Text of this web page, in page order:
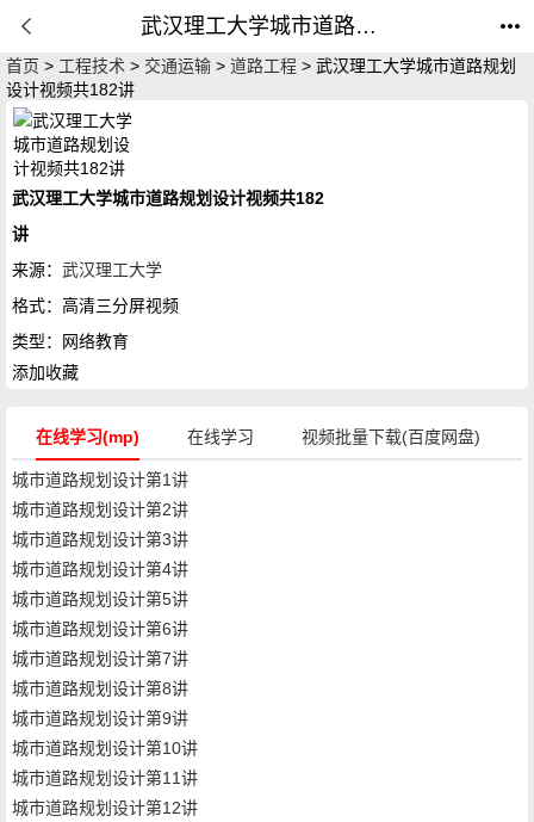
武汉理工大学城市道路规划设计视频共182讲_由王红主讲网络教育_公开课网
首页 > 工程技术 > 交通运输 > 道路工程 > 武汉理工大学城市道路规划
设计视频共182讲
武汉理工大学城市道路规划设计视频共182
讲
来源： 武汉理工大学
格式： 高清三分屏视频
类型：
网络教育
添加收藏
在线学习(mp) 在线学习 视频批量下载(百度网盘)
城市道路规划设计第1讲
城市道路规划设计第2讲
城市道路规划设计第3讲
城市道路规划设计第4讲
城市道路规划设计第5讲
城市道路规划设计第6讲
城市道路规划设计第7讲
城市道路规划设计第8讲
城市道路规划设计第9讲
城市道路规划设计第10讲
城市道路规划设计第11讲
城市道路规划设计第12讲